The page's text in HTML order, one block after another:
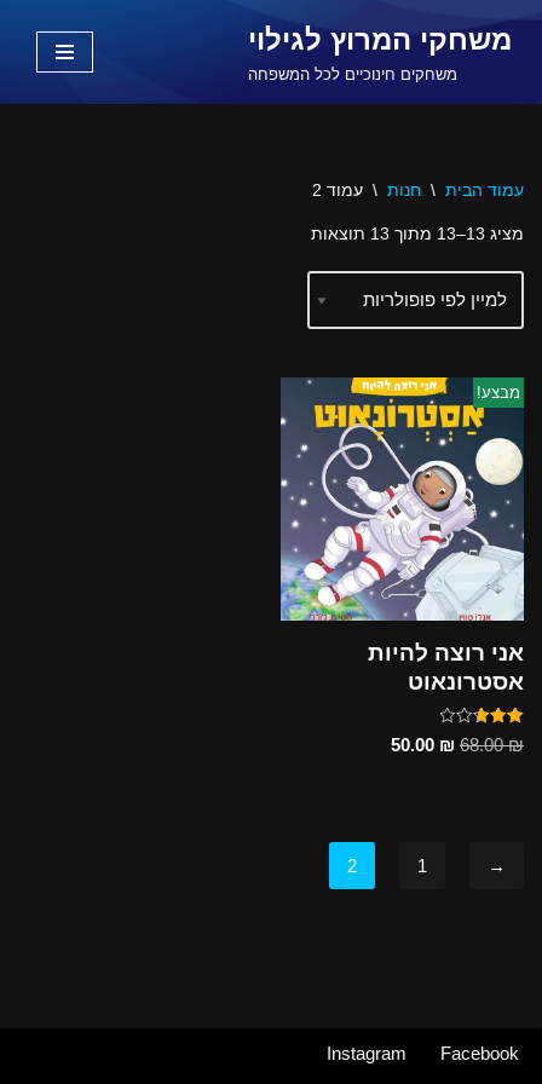
משחקי המרוץ לגילוי
משחקים חינוכיים לכל המשפחה
עמוד הבית \ חנות \ עמוד 2
מציג 13–13 מתוך 13 תוצאות
מבצע!
אני רוצה להיות
אסטרונאוט
דורג
5.00
68.00₪
50.00 ₪
→
1
2
Facebook
Instagram